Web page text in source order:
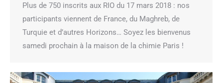
Plus de 750 inscrits aux RIO du 17 mars 2018 : nos
participants viennent de France, du Maghreb, de
Turquie et d’autres Horizons… Soyez les bienvenus
samedi prochain à la maison de la chimie Paris !